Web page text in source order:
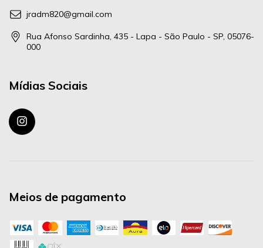
jradm820@gmail.com
Rua Afonso Sardinha, 435 - Lapa - São Paulo - SP, 05076-
000
Mídias Sociais
Meios de pagamento